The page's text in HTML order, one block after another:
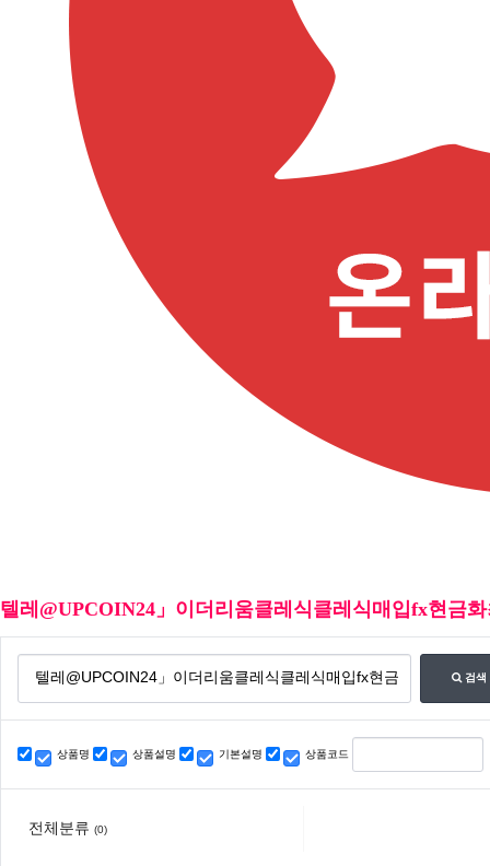
텔레@UPCOIN24」이더리움클레식클레식매입fx현금
검색
상품명 상품설명 기본설명 상품코드
전체분류 (0)